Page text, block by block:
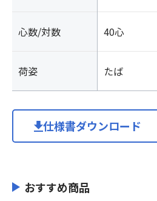
心数/対数 40心
荷姿 たば
仕様書ダウンロード
おすすめ商品